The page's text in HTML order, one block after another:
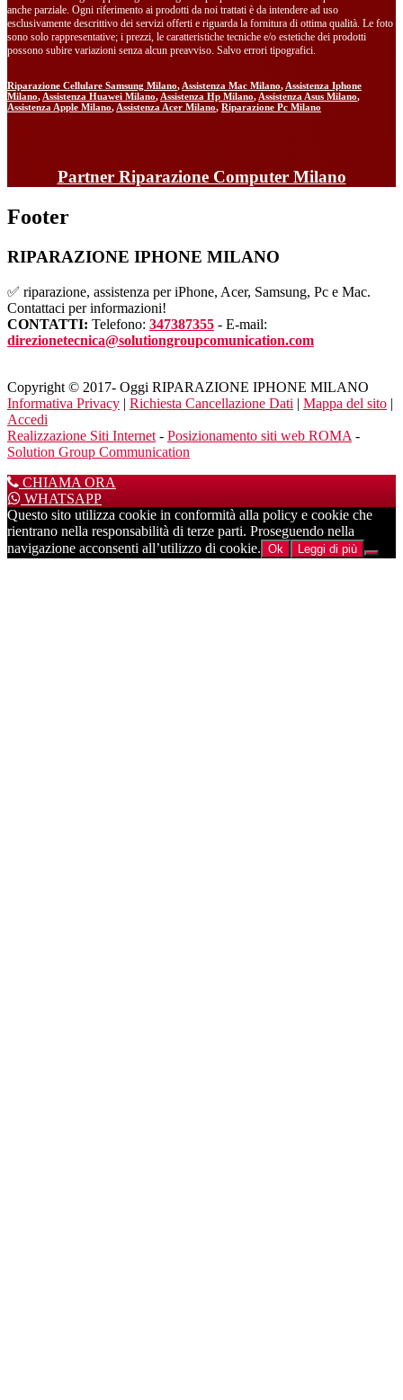
anche parziale. Ogni riferimento ai prodotti da noi trattati è da intendere ad uso
esclusivamente descrittivo dei servizi offerti e riguarda la fornitura di ottima qualità. Le foto
sono solo rappresentative; i prezzi, le caratteristiche tecniche e/o estetiche dei prodotti
possono subire variazioni senza alcun preavviso. Salvo errori tipografici.
Riparazione Cellulare Samsung Milano, Assistenza Mac Milano, Assistenza Iphone
Milano, Assistenza Huawei Milano, Assistenza Hp Milano, Assistenza Asus Milano,
Assistenza Apple Milano, Assistenza Acer Milano, Riparazione Pc Milano
Partner Riparazione Computer Milano
Footer
RIPARAZIONE IPHONE MILANO
✅ riparazione, assistenza per iPhone, Acer, Samsung, Pc e Mac.
Contattaci per informazioni!
CONTATTI: Telefono: 347387355 - E-mail:
direzionetecnica@solutiongroupcomunication.com
Copyright © 2017- Oggi RIPARAZIONE IPHONE MILANO
Informativa Privacy | Richiesta Cancellazione Dati | Mappa del sito |
Accedi
Realizzazione Siti Internet - Posizionamento siti web ROMA -
Solution Group Communication
CHIAMA ORA
WHATSAPP
Questo sito utilizza cookie in conformità alla policy e cookie che
rientrano nella responsabilità di terze parti. Proseguendo nella
navigazione acconsenti all’utilizzo di cookie. Ok Leggi di più